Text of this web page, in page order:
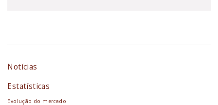
Notícias
Estatísticas
Evolução do mercado